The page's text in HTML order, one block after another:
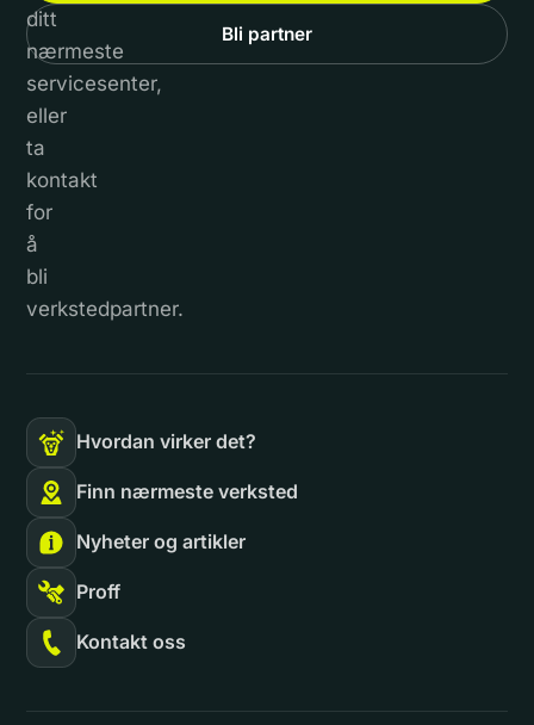
ditt
nærmeste
servicesenter,
eller
ta
kontakt
for
å
bli
verkstedpartner.
Bli partner
Hvordan virker det?
Finn nærmeste verksted
Nyheter og artikler
Proff
Kontakt oss